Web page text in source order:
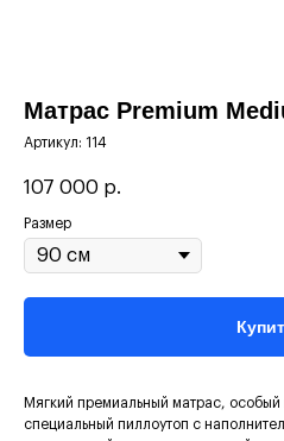
Матрас Premium
Артикул: 114
107 000 р.
Размер
Мягкий премиальный матрас, особый
специальный пиллоутоп с